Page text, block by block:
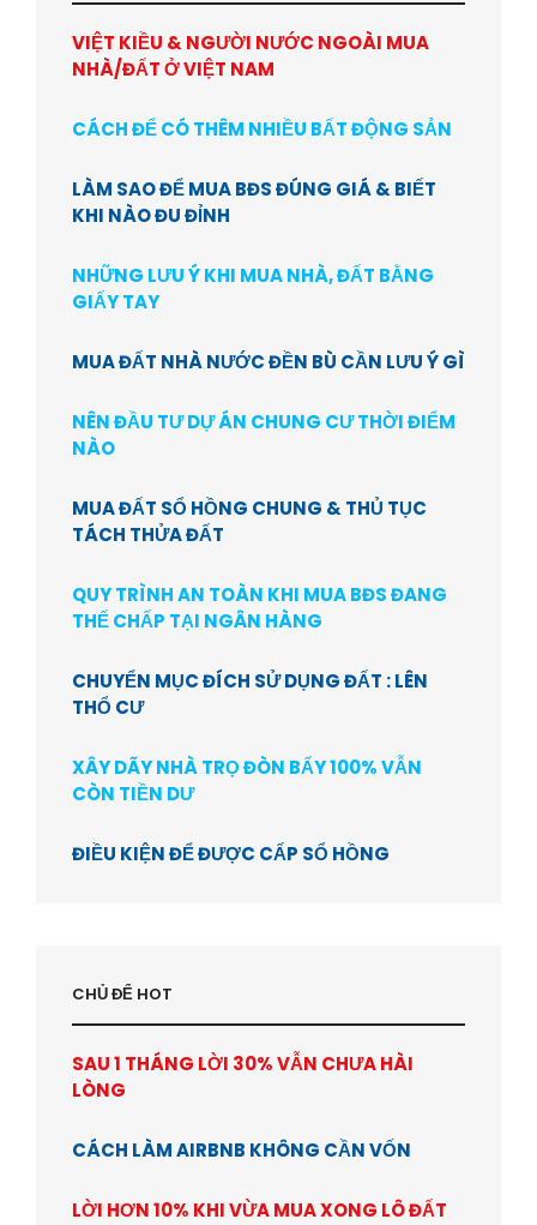
VIỆT KIỀU & NGƯỜI NƯỚC NGOÀI MUA
NHÀ/ĐẤT Ở VIỆT NAM
CÁCH ĐỂ CÓ THÊM NHIỀU BẤT ĐỘNG SẢN
LÀM SAO ĐỂ MUA BĐS ĐÚNG GIÁ & BIẾT
KHI NÀO ĐU ĐỈNH
NHỮNG LƯU Ý KHI MUA NHÀ, ĐẤT BẰNG
GIẤY TAY
MUA ĐẤT NHÀ NƯỚC ĐỀN BÙ CẦN LƯU Ý GÌ
NÊN ĐẦU TƯ DỰ ÁN CHUNG CƯ THỜI ĐIỂM
NÀO
MUA ĐẤT SỔ HỒNG CHUNG & THỦ TỤC
TÁCH THỬA ĐẤT
QUY TRÌNH AN TOÀN KHI MUA BĐS ĐANG
THẾ CHẤP TẠI NGÂN HÀNG
CHUYỂN MỤC ĐÍCH SỬ DỤNG ĐẤT : LÊN
THỔ CƯ
XÂY DÃY NHÀ TRỌ ĐÒN BẨY 100% VẪN
CÒN TIỀN DƯ
ĐIỀU KIỆN ĐỂ ĐƯỢC CẤP SỔ HỒNG
CHỦ ĐỂ HOT
SAU 1 THÁNG LỜI 30% VẪN CHƯA HÀI
LÒNG
CÁCH LÀM AIRBNB KHÔNG CẦN VỐN
LỜI HƠN 10% KHI VỪA MUA XONG LÔ ĐẤT